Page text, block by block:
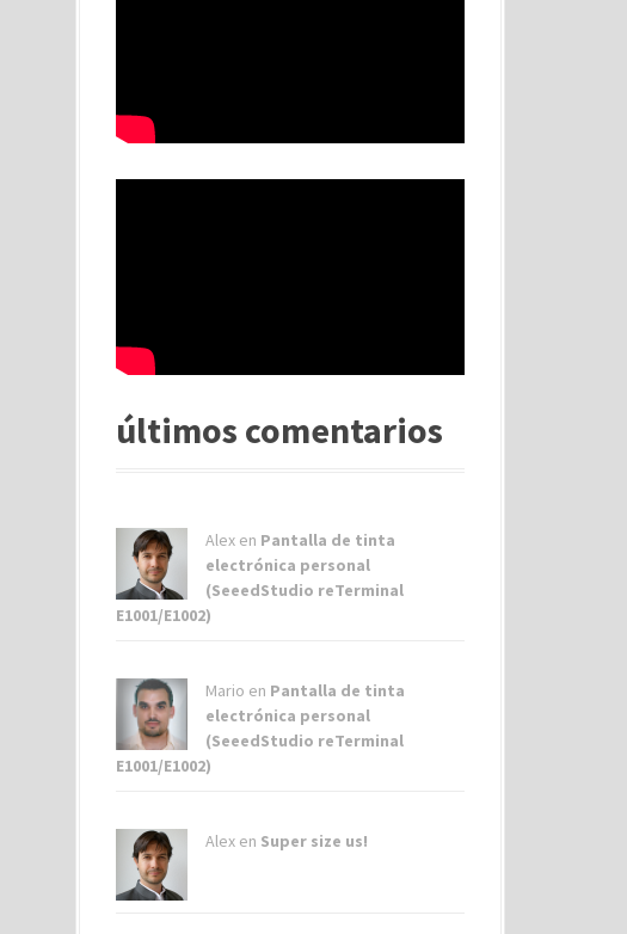
últimos comentarios
Alex en Pantalla de tinta
electrónica personal
(SeeedStudio reTerminal
E1001/E1002)
Mario en Pantalla de tinta
electrónica personal
(SeeedStudio reTerminal
E1001/E1002)
Alex en Super size us!